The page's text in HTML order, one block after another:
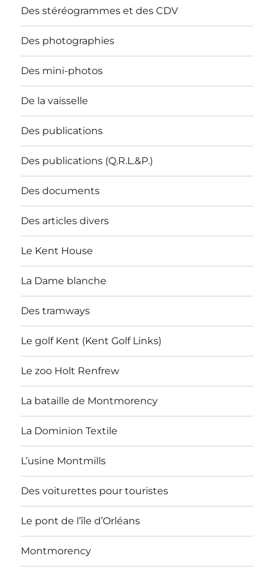
Des stéréogrammes et des CDV
Des photographies
Des mini-photos
De la vaisselle
Des publications
Des publications (Q.R.L.&P.)
Des documents
Des articles divers
Le Kent House
La Dame blanche
Des tramways
Le golf Kent (Kent Golf Links)
Le zoo Holt Renfrew
La bataille de Montmorency
La Dominion Textile
L’usine Montmills
Des voiturettes pour touristes
Le pont de l’île d’Orléans
Montmorency